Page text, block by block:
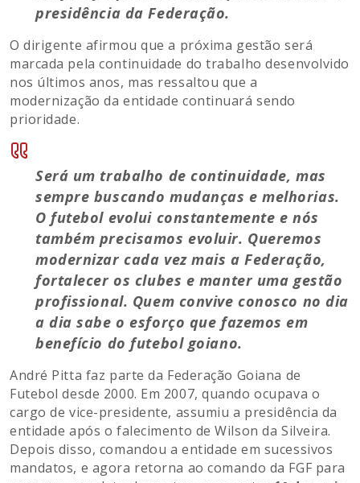
presidência da Federação.
O dirigente afirmou que a próxima gestão será
marcada pela continuidade do trabalho desenvolvido
nos últimos anos, mas ressaltou que a
modernização da entidade continuará sendo
prioridade.
Será um trabalho de continuidade, mas
sempre buscando mudanças e melhorias.
O futebol evolui constantemente e nós
também precisamos evoluir. Queremos
modernizar cada vez mais a Federação,
fortalecer os clubes e manter uma gestão
profissional. Quem convive conosco no dia
a dia sabe o esforço que fazemos em
benefício do futebol goiano.
André Pitta faz parte da Federação Goiana de
Futebol desde 2000. Em 2007, quando ocupava o
cargo de vice-presidente, assumiu a presidência da
entidade após o falecimento de Wilson da Silveira.
Depois disso, comandou a entidade em sucessivos
mandatos, e agora retorna ao comando da FGF para